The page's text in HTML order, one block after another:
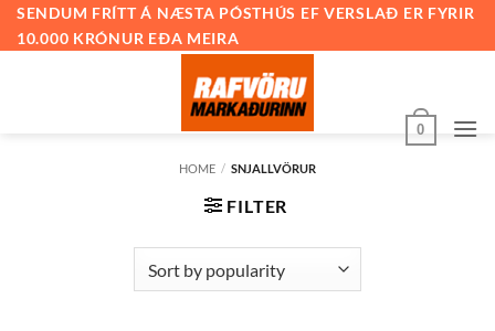
SkipSENDUM FRÍTT Á NÆSTA PÓSTHÚS EF VERSLAÐ ER FYRIR
10.000 KRÓNUR EÐA MEIRA
0
HOME / SNJALLVÖRUR
FILTER